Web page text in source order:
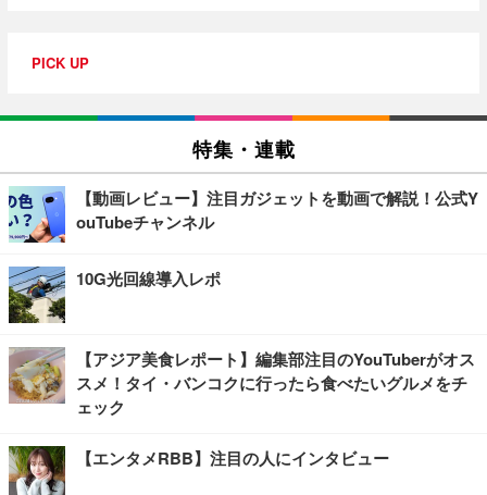
PICK UP
特集・連載
【動画レビュー】注目ガジェットを動画で解説！公式Y
ouTubeチャンネル
10G光回線導入レポ
【アジア美食レポート】編集部注目のYouTuberがオス
スメ！タイ・バンコクに行ったら食べたいグルメをチ
ェック
【エンタメRBB】注目の人にインタビュー